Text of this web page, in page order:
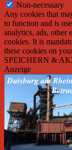
Non-necessary
Any cookies that
to function and is
analytics, ads, other
cookies. It is
these cookies on
SPEICHERN &
Anzeige